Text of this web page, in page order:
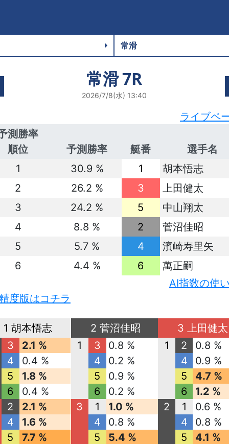
常滑7R
2026/7/8(水) 13:40
ライブペ
測勝率
順位
予測勝率 艇番
選手名
1
30.9 % 1
胡本悟志
2
26.2 % 3
上田健太
3
24.2 % 5
中山翔太
4
8.8 % 2
菅沼佳昭
5
5.7 % 4
濱崎寿里矢
6
4.4 % 6
萬正嗣
AI指数の使
度版はコチラ
1 胡本悟志
3
2.1 %
4
0.4 %
5
1.8 %
6
0.4 %
2
2.1 %
4
1.6 %
5
7.7 %
2 菅沼佳昭
1
3
0.8 %
4
0.2 %
5
0.9 %
6
0.2 %
3
1
1.0 %
4
0.8 %
5
5.4 %
3 上田健太
1
2
0.8 %
4
0.9 %
5
4.7 %
6
1.2 %
2
1
0.6 %
4
0.8 %
5
4.1 %